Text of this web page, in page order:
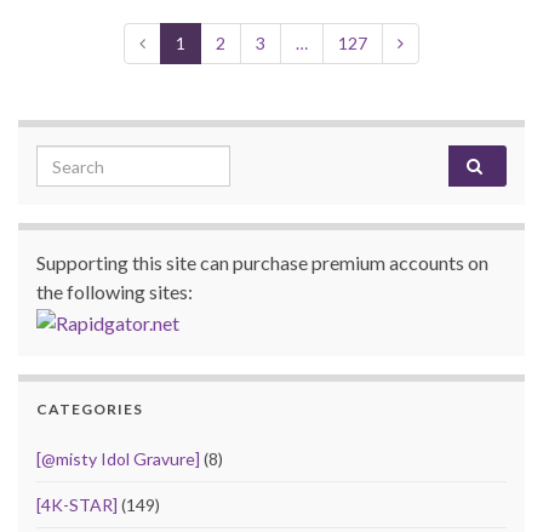
1 2 3 … 127
Search for:
Supporting this site can purchase premium accounts on
the following sites:
CATEGORIES
[@misty Idol Gravure] (8)
[4K-STAR] (149)